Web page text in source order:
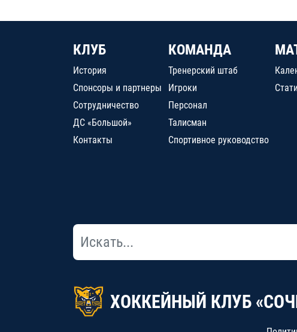
КЛУБ
История
Спонсоры и партнеры
Сотрудничество
ДС «Большой»
Контакты
КОМАНДА
Тренерский штаб
Игроки
Персонал
Талисман
Спортивное руководство
ХОККЕЙНЫЙ КЛУБ